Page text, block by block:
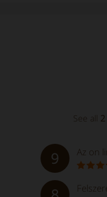
See all 2
9 Az on